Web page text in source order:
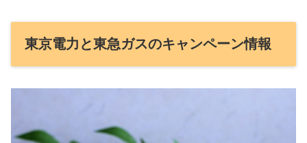
東京電力と東急ガスのキャンペーン情報